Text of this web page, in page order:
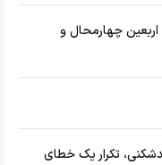
در طرح اربعین چهارمحال و
تکرار یک خطای